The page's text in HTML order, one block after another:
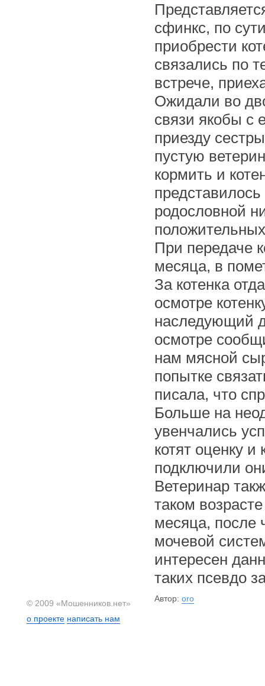
сфинкс, по
приобрести
связались по
встрече,
Ожидали во
связи якобы с
приезду
пустую
кормить и
родословной
При передаче
месяца, в
За котенка
осмотре
наследующий
осмотре
нам мясной
попытке
писала, что
Больше на
увенчались
котят оценку
подключили
Ветеринар
таком
месяца, после
мочевой
интересен
таких псевдо
Автор: oro
© 2009 «Мошенников.нет»
о проекте написать нам